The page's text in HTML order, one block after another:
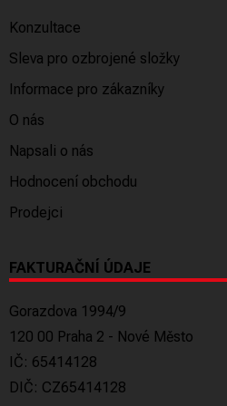
Konzultace
Sleva pro ozbrojené složky
Informace pro zákazníky
O nás
Napsali o nás
Hodnocení obchodu
Prodejci
FAKTURAČNÍ ÚDAJE
Gorazdova 1994/9
120 00 Praha 2 - Nové Město
IČ: 65414128
DIČ: CZ65414128